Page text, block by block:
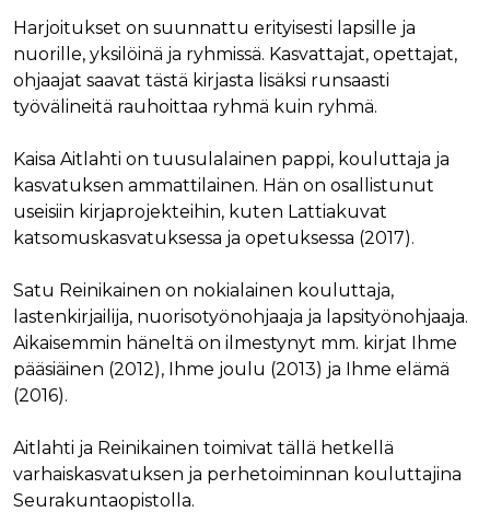
Harjoitukset on suunnattu erityisesti lapsille ja
nuorille, yksilöinä ja ryhmissä. Kasvattajat, opettajat,
ohjaajat saavat tästä kirjasta lisäksi runsaasti
työvälineitä rauhoittaa ryhmä kuin ryhmä.
Kaisa Aitlahti on tuusulalainen pappi, kouluttaja ja
kasvatuksen ammattilainen. Hän on osallistunut
useisiin kirjaprojekteihin, kuten Lattiakuvat
katsomuskasvatuksessa ja opetuksessa (2017).
Satu Reinikainen on nokialainen kouluttaja,
lastenkirjailija, nuorisotyönohjaaja ja lapsityönohjaaja.
Aikaisemmin häneltä on ilmestynyt mm. kirjat Ihme
pääsiäinen (2012), Ihme joulu (2013) ja Ihme elämä
(2016).
Aitlahti ja Reinikainen toimivat tällä hetkellä
varhaiskasvatuksen ja perhetoiminnan kouluttajina
Seurakuntaopistolla.